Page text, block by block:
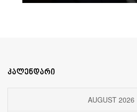
კალენდარი
AUGUST 2026